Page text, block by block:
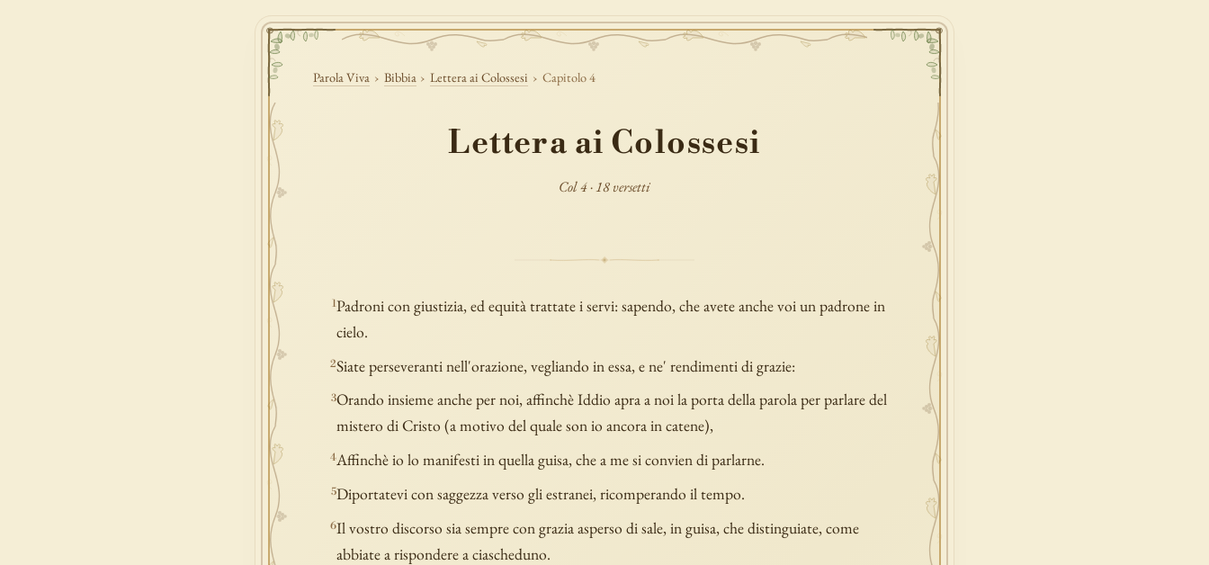
Parola Viva › Bibbia › Lettera ai Colossesi › Capitolo 4
Lettera ai Colossesi
Col 4 · 18 versetti
1Padroni con giustizia, ed equità trattate i servi: sapendo, che avete anche voi un padrone in
cielo.
2Siate perseveranti nell'orazione, vegliando in essa, e ne' rendimenti di grazie:
3Orando insieme anche per noi, affinchè Iddio apra a noi la porta della parola per parlare del
mistero di Cristo (a motivo del quale son io ancora in catene),
4Affinchè io lo manifesti in quella guisa, che a me si convien di parlarne.
5Diportatevi con saggezza verso gli estranei, ricomperando il tempo.
6Il vostro discorso sia sempre con grazia asperso di sale, in guisa, che distinguiate, come
abbiate a rispondere a ciascheduno.